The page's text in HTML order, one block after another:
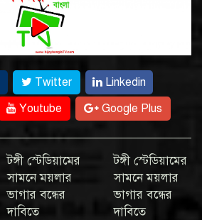
Twitter
Linkedin
Youtube Google Plus
টঙ্গী স্টেডিয়ামের
সামনে ময়লার
ভাগার বন্ধের
দাবিতে
টঙ্গী স্টেডিয়ামের
সামনে ময়লার
ভাগার বন্ধের
দাবিতে